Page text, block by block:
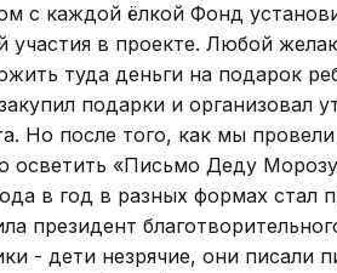
с каждой ёлкой Фонд
участия в проекте. Любой
туда деньги на подарок
подарки и организовал
Но после того, как мы
осветить «Письмо Деду
в год в разных формах стал
президент
- дети незрячие, они писали